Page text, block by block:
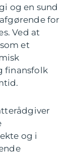
og en sund
for
Ved at
et
finansfolk
og i